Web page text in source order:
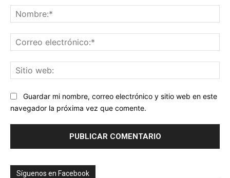
Guardar mi nombre, correo electrónico y sitio web en este
navegador la próxima vez que comente.
Síguenos en Facebook